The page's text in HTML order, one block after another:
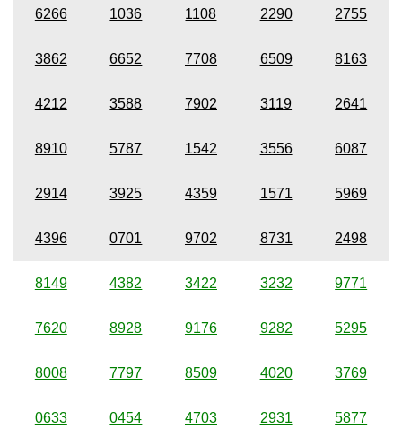
6266 1036 1108 2290 2755
3862 6652 7708 6509 8163
4212 3588 7902 3119 2641
8910 5787 1542 3556 6087
2914 3925 4359 1571 5969
4396 0701 9702 8731 2498
8149 4382 3422 3232 9771
7620 8928 9176 9282 5295
8008 7797 8509 4020 3769
0633 0454 4703 2931 5877